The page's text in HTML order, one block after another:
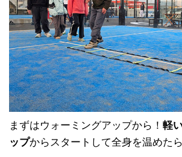
まずはウォーミングアップから！ 軽
ップからスタートして全身を温めた